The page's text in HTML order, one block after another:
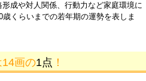
成や対人関係、行動力など家庭環境に
くらいまでの若年期の運勢を表しま
14画の1点 ！